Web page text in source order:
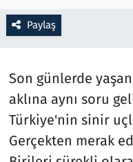
Paylaş
Son günlerde
aklına aynı soru
Türkiye'nin sinir
Gerçekten merak
Memur ve Kamu
Oyun
Ramazan